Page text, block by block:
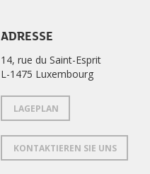
ADRESSE
14, rue du Saint-Esprit
L-1475 Luxembourg
LAGEPLAN
KONTAKTIEREN SIE UNS